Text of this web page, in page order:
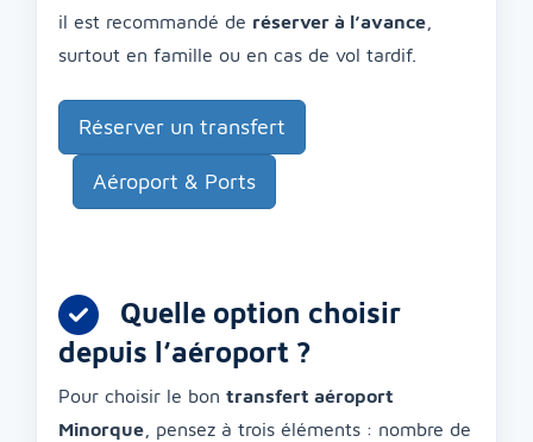
il est recommandé de réserver à l’avance
surtout en famille ou en cas de vol tardif.
Réserver un transfert
Aéroport & Ports
Quelle option choisir
depuis l’aéroport ?
Pour choisir le bon transfert aéroport
Minorque , pensez à trois éléments : nombre de